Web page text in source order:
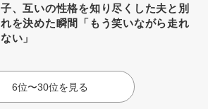
子、互いの性格を知り尽くした夫と別
れを決めた瞬間「もう笑いながら走れ
ない」
6位〜30位を見る